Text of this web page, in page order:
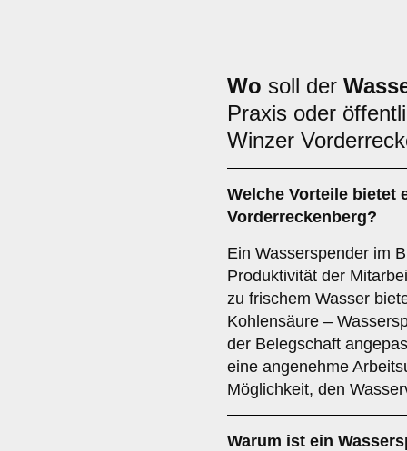
Wo soll der
Praxis oder
Winzer
Welche Vorteile bietet
Vorderreckenberg?
Ein Wasserspender im
Produktivität der
zu frischem Wasser
Kohlensäure –
der Belegschaft
eine angenehme
Möglichkeit, den
Warum ist ein